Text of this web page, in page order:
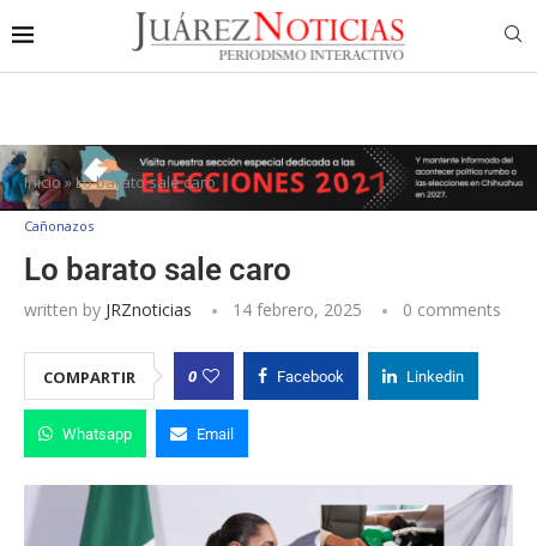
Inicio»Lo barato sale caro
Cañonazos
Lo barato sale caro
written by JRZnoticias 14 febrero, 2025 0 comments
COMPARTIR 0 Facebook Linkedin
Whatsapp Email